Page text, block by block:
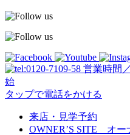
営業時間
始
タップで電話をかける
来店・見学予約
OWNER’S SITE オー